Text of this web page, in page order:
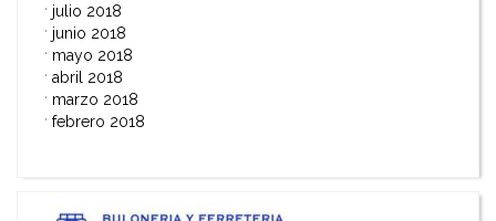
julio 2018
junio 2018
mayo 2018
abril 2018
marzo 2018
febrero 2018